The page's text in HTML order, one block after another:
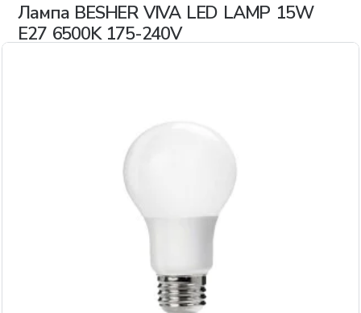
Лампа BESHER VIVA LED LAMP 15W
E27 6500K 175-240V